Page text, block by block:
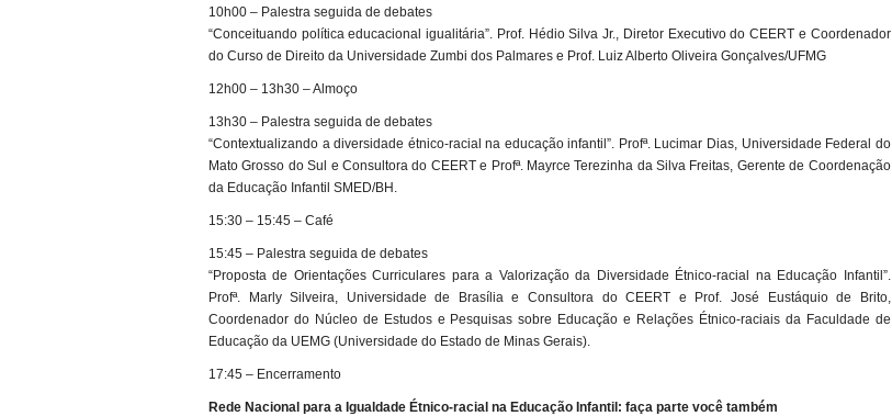
10h00 – Palestra seguida de debates
“Conceituando política educacional igualitária”. Prof. Hédio Silva Jr., Diretor Executivo do CEERT e Coordenador
do Curso de Direito da Universidade Zumbi dos Palmares e Prof. Luiz Alberto Oliveira Gonçalves/UFMG
12h00 – 13h30 – Almoço
13h30 – Palestra seguida de debates
“Contextualizando a diversidade étnico-racial na educação infantil”. Profª. Lucimar Dias, Universidade Federal do
Mato Grosso do Sul e Consultora do CEERT e Profª. Mayrce Terezinha da Silva Freitas, Gerente de Coordenação
da Educação Infantil SMED/BH.
15:30 – 15:45 – Café
15:45 – Palestra seguida de debates
“Proposta de Orientações Curriculares para a Valorização da Diversidade Étnico-racial na Educação Infantil”.
Profª. Marly Silveira, Universidade de Brasília e Consultora do CEERT e Prof. José Eustáquio de Brito,
Coordenador do Núcleo de Estudos e Pesquisas sobre Educação e Relações Étnico-raciais da Faculdade de
Educação da UEMG (Universidade do Estado de Minas Gerais).
17:45 – Encerramento
Rede Nacional para a Igualdade Étnico-racial na Educação Infantil: faça parte você também